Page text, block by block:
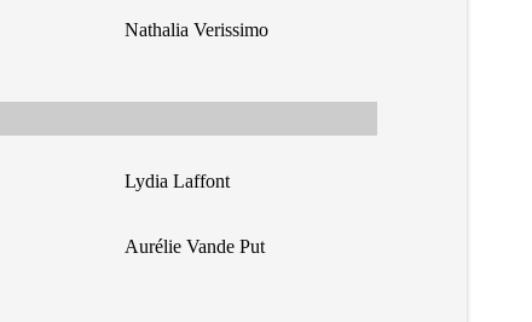
Nathalia Verissimo
Lydia Laffont
Aurélie Vande Put